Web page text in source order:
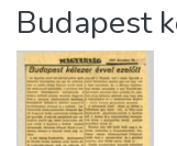
About us
Budapest